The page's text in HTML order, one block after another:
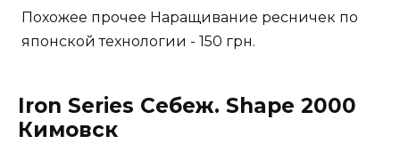
Похожее прочее Наращивание ресничек по
японской технологии - 150 грн.
Iron Series Себеж. Shape 2000
Кимовск